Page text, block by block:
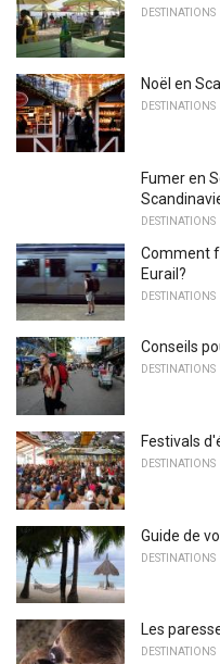
DESTINATIONS
Noël en
DESTINATIONS
Fumer en
DESTINATIONS
Comment
Eurail?
DESTINATIONS
Conseils
DESTINATIONS
Festivals
DESTINATIONS
Guide de
DESTINATIONS
Les
DESTINATIONS